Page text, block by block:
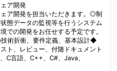
ア開発
ア開発を担当いただきます。◎制
態データの監視等を行うシステム
での開発をお任せする予定です。
術折衝、要件定義、基本設計◆
ト、レビュー、付随ドキュメント
C言語、C++、C#、Java、